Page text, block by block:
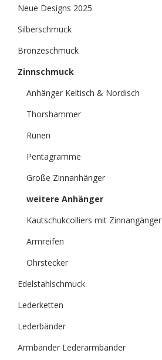
Neue Designs 2025
Silberschmuck
Bronzeschmuck
Zinnschmuck
Anhänger Keltisch & Nordisch
Thorshammer
Runen
Pentagramme
Große Zinnanhänger
weitere Anhänger
Kautschukcolliers mit Zinnangänger
Armreifen
Ohrstecker
Edelstahlschmuck
Lederketten
Lederbänder
Armbänder Lederarmbänder